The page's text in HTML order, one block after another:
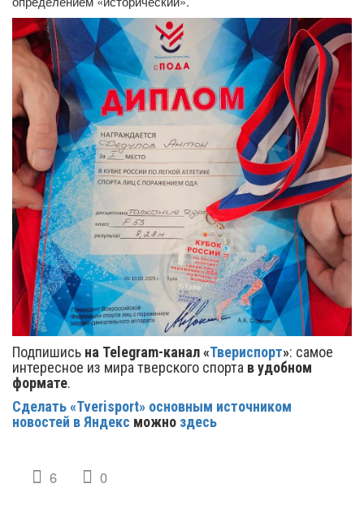
Подпишись на Telegram-канал «Твериспорт»: самое
интересное из мира тверского спорта в удобном
формате.
Сделать «Tverisport» основным источником
новостей в Яндекс можно здесь
6 0